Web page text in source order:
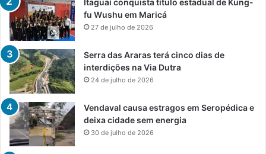
Itaguaí conquista título estadual de Kung-
fu Wushu em Maricá
27 de julho de 2026
Serra das Araras terá cinco dias de
interdições na Via Dutra
24 de julho de 2026
Vendaval causa estragos em Seropédica e
deixa cidade sem energia
30 de julho de 2026